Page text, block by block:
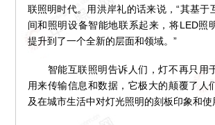
联照明时代。用洪岸礼的话来说，“其基于
间和照明设备智能地联系起来，将LED照
提升到了一个全新的层面和领域。”
智能互联照明告诉人们，灯不再只用
用来传输信息和数据，它极大的颠覆了人
及在城市生活中对灯光照明的刻板印象和使